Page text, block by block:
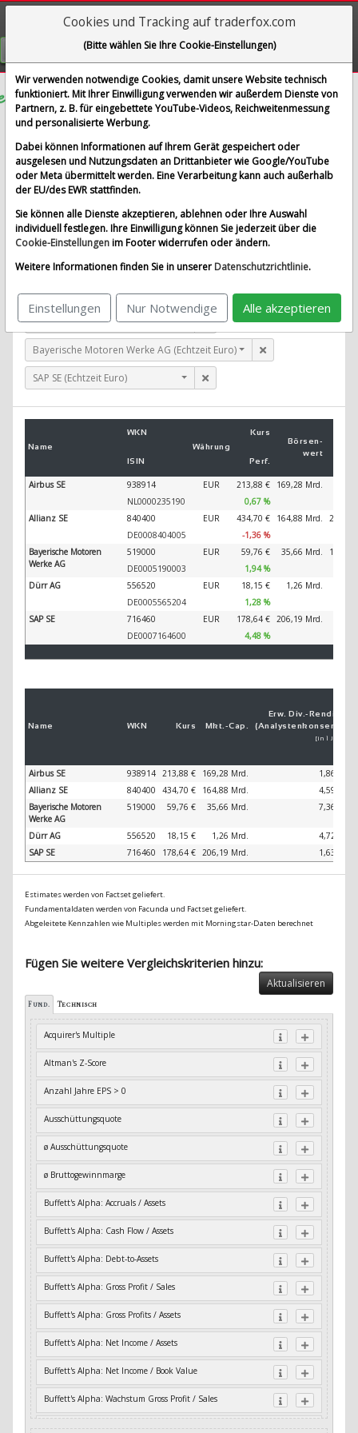
Visualizations
GRATIS REGISTRIEREN
Dürr AG
im Vergleich mit Airbus SE, Allianz SE, Bayerische
Motoren Werke AG und 1 weitere Aktie
Alle Aktien entfernen
Standard-Vergleich
Dürr AG (Echtzeit Euro)
Airbus SE (Echtzeit Euro)
Allianz SE (Echtzeit Euro)
Bayerische Motoren Werke AG (Echtzeit Euro)
SAP SE (Echtzeit Euro)
Name
WKN
Währung
Kurs
Börsen­
wert
ISIN
Perf.
Airbus SE 938914 EUR 213,88 € 169,28 Mrd.
NL0000235190
0,67 %
Allianz SE
840400 EUR 434,70 € 164,88 Mrd.
DE0008404005
-1,36 %
Bayerische Motoren
Werke AG
519000 EUR 59,76 € 35,66 Mrd.
DE0005190003
1,94 %
Dürr AG
556520 EUR 18,15 € 1,26 Mrd.
DE0005565204
1,28 %
SAP SE
716460 EUR 178,64 € 206,19 Mrd.
DE0007164600
4,48 %
Name WKN Kurs Mkt.-Cap.
Erw. Div.- Ren­di­te
(Analystenkonsens)
[in 1 Jahr]
Airbus SE 938914 213,88 € 169,28 Mrd.
1,86 %
Allianz SE
840400 434,70 € 164,88 Mrd.
4,59 %
Bayerische Motoren
Werke AG
519000 59,76 € 35,66 Mrd. 7,36 %
Dürr AG 556520 18,15 € 1,26 Mrd.
4,72 %
SAP SE
716460 178,64 € 206,19 Mrd. 1,63 %
Estimates werden von Factset geliefert.
Fundamentaldaten werden von Facunda und Factset geliefert.
Abgeleitete Kennzahlen wie Multiples werden mit Morningstar-Daten berechnet
Fügen Sie weitere Vergleichskriterien hinzu:
Aktualisieren
Fund. Technisch
Acquirer's Multiple
Altman's Z-Score
Anzahl Jahre EPS > 0
Ausschüttungsquote
ø Ausschüttungsquote
ø Bruttogewinnmarge
Buffett's Alpha: Accruals / Assets
Buffett's Alpha: Cash Flow / Assets
Buffett's Alpha: Debt-to-Assets
Buffett's Alpha: Gross Profit / Sales
Buffett's Alpha: Gross Profits / Assets
Buffett's Alpha: Net Income / Assets
Buffett's Alpha: Net Income / Book Value
Buffett's Alpha: Wachstum Gross Profit / Sales
Buffett's Alpha: Wachstum Residual Cash Flow / Assets
Cookies und Tracking auf traderfox.com
(Bitte wählen Sie Ihre Cookie-Einstellungen)
Wir verwenden notwendige Cookies, damit unsere Website technisch
funktioniert. Mit Ihrer Einwilligung verwenden wir außerdem Dienste von
Partnern, z. B. für eingebettete YouTube-Videos, Reichweitenmessung
und personalisierte Werbung.
Dabei können Informationen auf Ihrem Gerät gespeichert oder
ausgelesen und Nutzungsdaten an Drittanbieter wie Google/YouTube
oder Meta übermittelt werden. Eine Verarbeitung kann auch außerhalb
der EU/des EWR stattfinden.
Sie können alle Dienste akzeptieren, ablehnen oder Ihre Auswahl
individuell festlegen. Ihre Einwilligung können Sie jederzeit über die
Cookie-Einstellungenim Footer widerrufen oder ändern.
Weitere Informationen finden Sie in unserer Datenschutzrichtlinie.
Einstellungen Nur Notwendige Alle akzeptieren